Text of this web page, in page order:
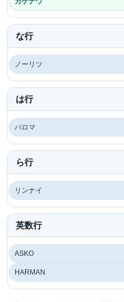
な行
ノーリツ
は行
パロマ
ら行
リンナイ
英数行
ASKO
HARMAN